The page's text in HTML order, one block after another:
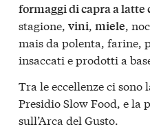
formaggi di capra a latte
stagione, vini, miele,
mais da polenta, farine,
insaccati e prodotti a
Tra le eccellenze ci sono
Presidio Slow Food, e la
sull’Arca del Gusto.